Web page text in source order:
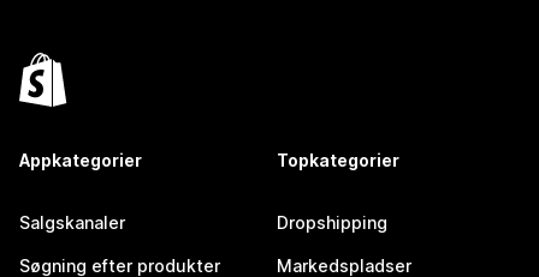
Appkategorier
Salgskanaler
Søgning efter produkter
Topkategorier
Dropshipping
Markedspladser